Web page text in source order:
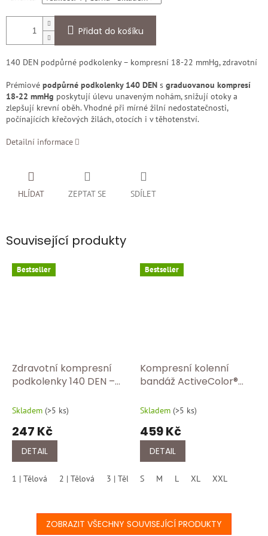
Přidat do košíku
140 DEN podpůrné podkolenky – kompresní 18-22 mmHg, zdravotní
Prémiové podpůrné podkolenky 140 DEN s graduovanou kompresí
18-22 mmHg poskytují úlevu unaveným nohám, snižují otoky a
zlepšují krevní oběh. Vhodné při mírné žilní nedostatečnosti,
počínajících křečových žilách, otocích i v těhotenství.
Detailní informace
ZEPTAT SE
HLÍDAT SDÍLET
Související produkty
Bestseller
Zdravotní kompresní
podkolenky 140 DEN –
nohy/tělova
Skladem (>5 ks)
247 Kč
DETAIL
1 | Tělová 2 | Tělová 3 | Tělová 4 | Tělová 5 | Tělová
Bestseller
Kompresní kolenní
bandáž ActiveColor®
Skladem (>5 ks)
459 Kč
DETAIL
S M L XL XXL
ZOBRAZIT VŠECHNY SOUVISEJÍCÍ PRODUKTY